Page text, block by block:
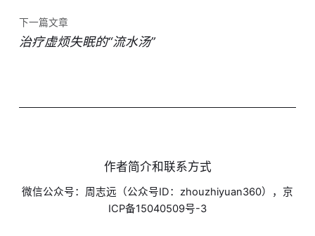
下一篇文章
治疗虚烦失眠的“流水汤”
作者简介和联系方式
微信公众号：周志远（公众号ID：zhouzhiyuan360），京
ICP备15040509号-3